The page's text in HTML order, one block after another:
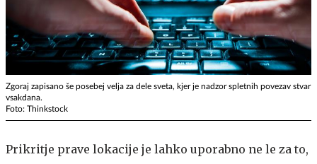
Zgoraj zapisano še posebej velja za dele sveta, kjer je nadzor spletnih povezav stvar
vsakdana.
Foto: Thinkstock
Prikritje prave lokacije je lahko uporabno ne le za to,